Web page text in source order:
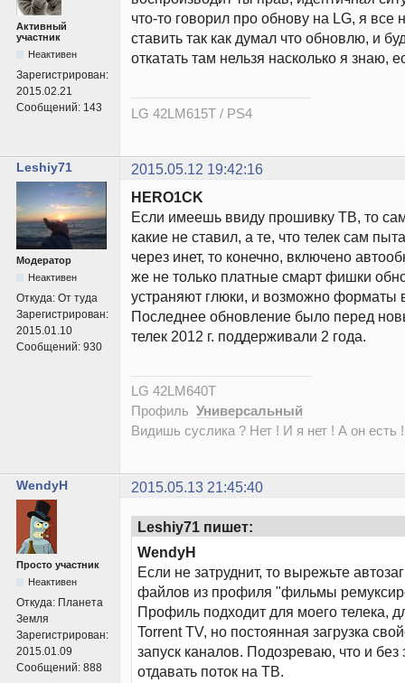
Активный
участник
Неактивен
Зарегистрирован:
2015.02.21
Сообщений: 143
что-то говорил про обнову на LG, я все
ставить так как думал что обновлю, и
откатать там нельзя насколько я знаю,
LG 42LM615T / PS4
Leshiy71 2015.05.12 19:42:16
Модератор
Неактивен
Откуда: От туда
Зарегистрирован:
2015.01.10
Сообщений: 930
HERO1CK
Если имеешь ввиду прошивку ТВ, то
какие не ставил, а те, что телек сам
через инет, то конечно, включено
же не только платные смарт фишки
устраняют глюки, и возможно форматы
Последнее обновление было перед
телек 2012 г. поддерживали 2 года.
LG 42LM640T
Профиль Универсальный
Видишь суслика ? Нет ! И я нет ! А он есть
WendyH 2015.05.13 21:45:40
Просто участник
Неактивен
Откуда: Планета
Земля
Зарегистрирован:
2015.01.09
Сообщений: 888
Leshiy71 пишет:
WendyH
Если не затруднит, то вырежьте
файлов из профиля "фильмы
Профиль подходит для моего телека,
Torrent TV, но постоянная загрузка
запуск каналов. Подозреваю, что и без
отдавать поток на ТВ.